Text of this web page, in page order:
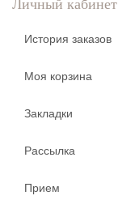
Личный кабинет
История заказов
Моя корзина
Закладки
Рассылка
Прием